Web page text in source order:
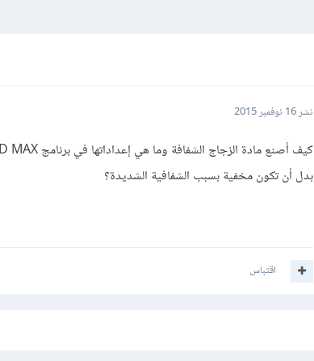
نشر16 نوفمبر 2015
بدل أن تكون مخفية بسبب الشفافية الشديدة؟
اقتباس